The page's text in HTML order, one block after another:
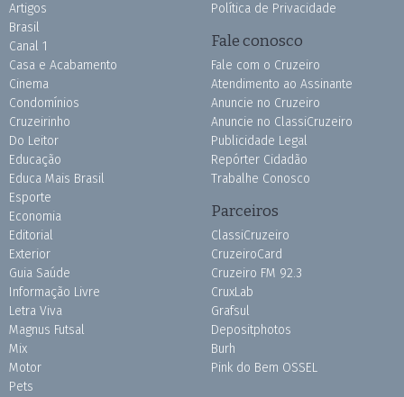
Artigos
Brasil
Canal 1
Casa e Acabamento
Cinema
Condomínios
Cruzeirinho
Do Leitor
Educação
Educa Mais Brasil
Esporte
Economia
Editorial
Exterior
Guia Saúde
Informação Livre
Letra Viva
Magnus Futsal
Mix
Motor
Pets
Política de Privacidade
Fale conosco
Fale com o Cruzeiro
Atendimento ao Assinante
Anuncie no Cruzeiro
Anuncie no ClassiCruzeiro
Publicidade Legal
Repórter Cidadão
Trabalhe Conosco
Parceiros
ClassiCruzeiro
CruzeiroCard
Cruzeiro FM 92.3
CruxLab
Grafsul
Depositphotos
Burh
Pink do Bem OSSEL